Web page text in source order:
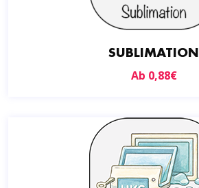
SUBLIMATION
Ab 0,88€